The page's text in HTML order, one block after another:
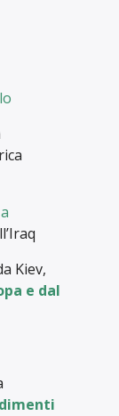
Kiev,
e dal